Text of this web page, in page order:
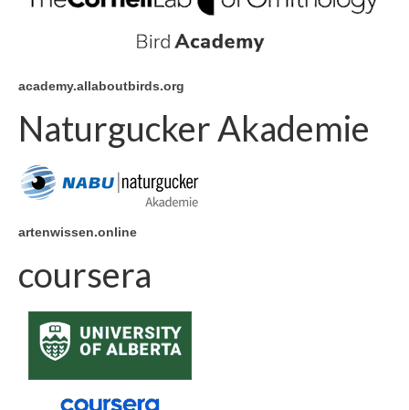
academy.allaboutbirds.org
Naturgucker Akademie
artenwissen.online
coursera